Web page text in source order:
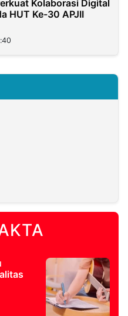
Kolaborasi Digital
HUT Ke-30 APJII